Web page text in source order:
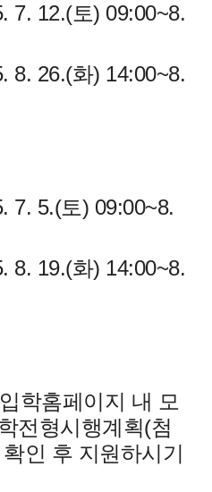
7. 12.(토) 09:00~8.
8. 26.(화) 14:00~8.
7. 5.(토) 09:00~8.
8. 19.(화) 14:00~8.
학홈페이지 내 모
전형시행계획(첨
인 후 지원하시기